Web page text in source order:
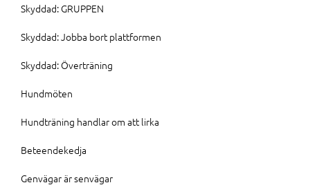
Skyddad: GRUPPEN
Skyddad: Jobba bort plattformen
Skyddad: Överträning
Hundmöten
Hundträning handlar om att lirka
Beteendekedja
Genvägar är senvägar